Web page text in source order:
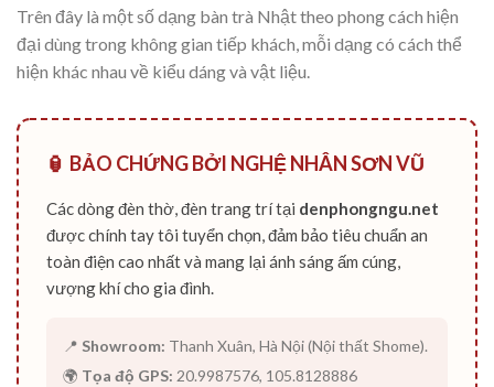
Trên đây là một số dạng bàn trà Nhật theo phong cách hiện
đại dùng trong không gian tiếp khách, mỗi dạng có cách thể
hiện khác nhau về kiểu dáng và vật liệu.
🏮 BẢO CHỨNG BỞI NGHỆ NHÂN SƠN VŨ
Các dòng đèn thờ, đèn trang trí tại denphongngu.net
được chính tay tôi tuyển chọn, đảm bảo tiêu chuẩn an
toàn điện cao nhất và mang lại ánh sáng ấm cúng,
vượng khí cho gia đình.
📍 Showroom: Thanh Xuân, Hà Nội (Nội thất Shome).
🌍 Tọa độ GPS: 20.9987576, 105.8128886